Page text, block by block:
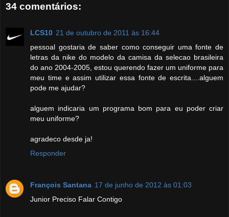
34 comentários:
LCS10 21 de outubro de 2011 às 16:44
pessoal gostaria de saber como conseguir uma fonte de
letras da nike do modelo da camisa da selecao brasileira
do ano 2004-2005, estou querendo fazer um uniforme para
meu time e assim utilizar essa fonte de escrita....alguem
pode me ajudar?
alguem indicaria um programa bom para eu poder criar
meu uniforme?
agradeco desde ja!
Responder
François Santana 17 de junho de 2012 às 01:03
Junior Preciso Falar Contigo